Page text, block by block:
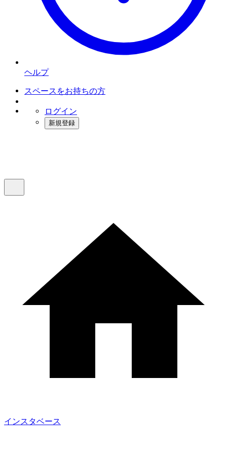
ヘルプ
スペースをお持ちの方
ログイン
新規登録
インスタベース